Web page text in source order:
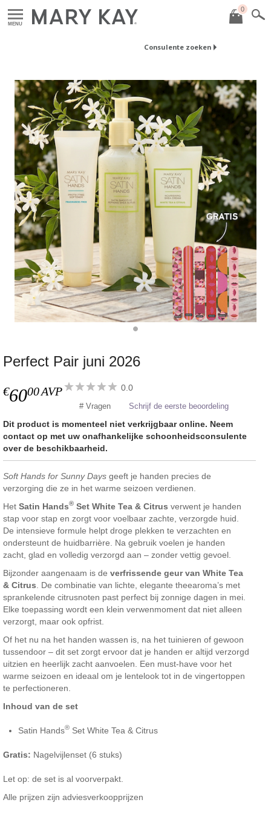
MENU
0
Consulente zoeken
Perfect Pair juni 2026
€6000AVP 0.0
# Vragen Schrijf de eerste beoordeling
Dit product is momenteel niet verkrijgbaar online. Neem
contact op met uw onafhankelijke schoonheidsconsulente
over de beschikbaarheid.
Soft Hands for Sunny Days geeft je handen precies de
verzorging die ze in het warme seizoen verdienen.
Het Satin Hands® Set White Tea & Citrus verwent je handen
stap voor stap en zorgt voor voelbaar zachte, verzorgde huid.
De intensieve formule helpt droge plekken te verzachten en
ondersteunt de huidbarrière. Na gebruik voelen je handen
zacht, glad en volledig verzorgd aan – zonder vettig gevoel.
Bijzonder aangenaam is de verfrissende geur van White Tea
& Citrus . De combinatie van lichte, elegante theearoma’s met
sprankelende citrusnoten past perfect bij zonnige dagen in mei.
Elke toepassing wordt een klein verwenmoment dat niet alleen
verzorgt, maar ook opfrist.
Of het nu na het handen wassen is, na het tuinieren of gewoon
tussendoor – dit set zorgt ervoor dat je handen er altijd verzorgd
uitzien en heerlijk zacht aanvoelen. Een must-have voor het
warme seizoen en ideaal om je lentelook tot in de vingertoppen
te perfectioneren.
Inhoud van de set
Satin Hands® Set White Tea & Citrus
Gratis: Nagelvijlenset (6 stuks)
Let op: de set is al voorverpakt.
Alle prijzen zijn adviesverkoopprijzen